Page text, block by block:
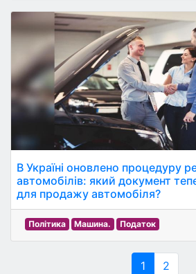
В Україні оновлено процедуру
автомобілів: який документ
для продажу автомобіля?
Політика Машина. Податок
1 2